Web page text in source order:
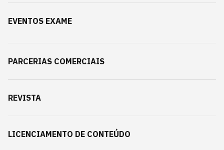
EVENTOS EXAME
PARCERIAS COMERCIAIS
REVISTA
LICENCIAMENTO DE CONTEÚDO